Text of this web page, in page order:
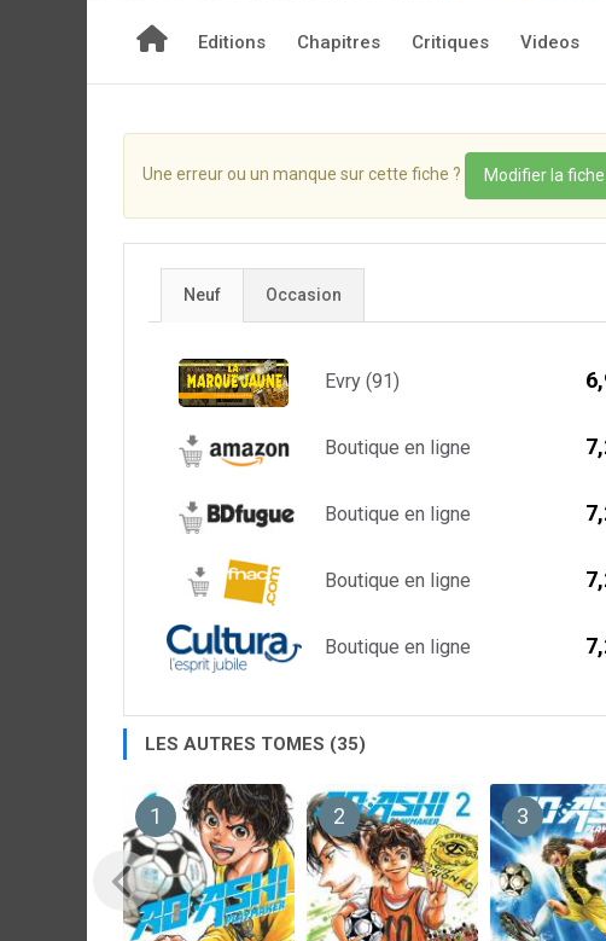
plus grands mangas de sport, grâce à l'écriture incisive
« Probablement l'une des meilleures séries de foot du
« Un manga de foot très réaliste. » Europe 1 « Une
fougueux et attachant. » Le Figaro.
Editions Chapitres Critiques Videos
Une erreur ou un manque sur cette fiche ? Modifier la fiche
Neuf Occasion
Evry (91)
Boutique en ligne
Boutique en ligne
Boutique en ligne
Boutique en ligne
LES AUTRES TOMES (35)
1 2 3